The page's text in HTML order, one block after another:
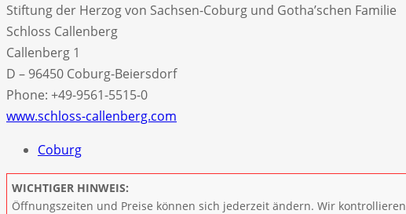
Stiftung der Herzog von Sachsen-Coburg und Gotha’schen Familie
Schloss Callenberg
Callenberg 1
D – 96450 Coburg-Beiersdorf
Phone: +49-9561-5515-0
www.schloss-callenberg.com
Coburg
WICHTIGER HINWEIS:
Öffnungszeiten und Preise können sich jederzeit ändern. Wir